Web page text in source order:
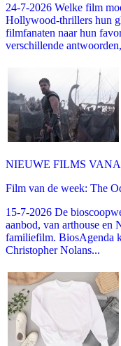
24-7-2026 Welke film
Hollywood-thrillers hun
filmfanaten naar hun
verschillende
NIEUWE FILMS
Film van de week: The
15-7-2026 De
aanbod, van arthouse en
familiefilm. BiosAgenda
Christopher Nolans...